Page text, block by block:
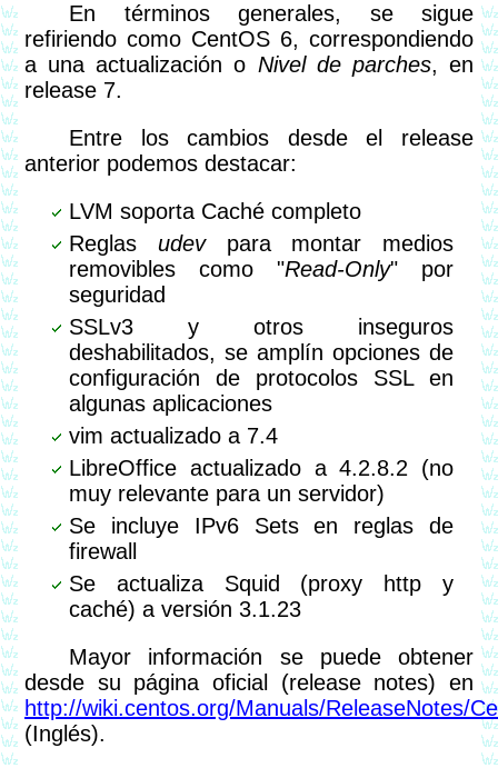
En términos generales, se sigue
refiriendo como CentOS 6, correspondiendo
a una actualización o Nivel de parches, en
release 7.
Entre los cambios desde el release
anterior podemos destacar:
LVM soporta Caché completo
Reglas udevpara montar medios
removibles como "Read-Only" por
seguridad
SSLv3 y otros inseguros
deshabilitados, se amplín opciones de
configuración de protocolos SSL en
algunas aplicaciones
vim actualizado a 7.4
LibreOffice actualizado a 4.2.8.2 (no
muy relevante para un servidor)
Se incluye IPv6 Sets en reglas de
firewall
Se actualiza Squid (proxy http y
caché) a versión 3.1.23
Mayor información se puede obtener
desde su página oficial (release notes) en
http://wiki.centos.org/Manuals/ReleaseNotes/
(Inglés).